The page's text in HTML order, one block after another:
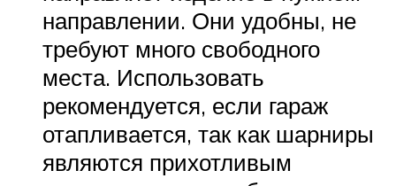
направлении. Они удобны, не
требуют много свободного
места. Использовать
рекомендуется, если гараж
отапливается, так как шарниры
являются прихотливым